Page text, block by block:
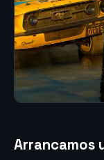
Arrancamos